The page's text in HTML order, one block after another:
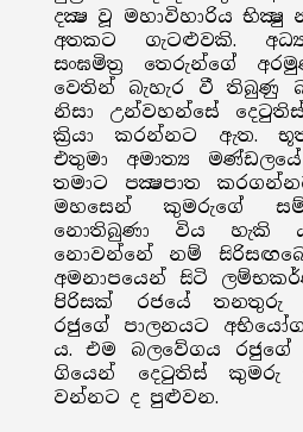
දක්‍ෂ වූ මහාවිහාරිය
අතකට ගැටළුවකි.
සංඝමිත්‍ර තෙරුන්ගේ
වෙතින් බැහැර වී තිබුණු
නිසා උන්වහන්සේ
ක්‍රියා කරන්නට ඇත.
එතුමා අමාත්‍ය
තමාට පක්‍ෂපාත
මහසෙන් කුමරුගේ
නොතිබුණා විය හැකි
නොවන්නේ නම්
අමනාපයෙන් සිටි
පිරිසක් රජයේ තනතුරු
රජුගේ පාලනයට
ය. එම බලවේගය
ගියෙන් දෙටුතිස් කුමරු
වන්නට ද පුළුවන.